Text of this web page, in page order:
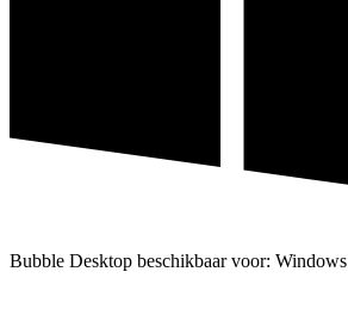
Bubble Desktop beschikbaar voor: Windows